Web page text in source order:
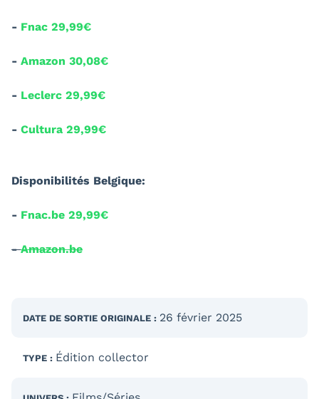
- Fnac 29,99€
- Amazon 30,08€
- Leclerc 29,99€
- Cultura 29,99€
Disponibilités Belgique:
- Fnac.be 29,99€
-Amazon.be
DATE DE SORTIE ORIGINALE : 26 février 2025
TYPE : Édition collector